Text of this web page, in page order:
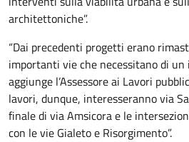
architettoniche”.
“Dai precedenti progetti erano
importanti vie che necessitano di
aggiunge l’Assessore ai Lavori
lavori, dunque, interesseranno via
finale di via Amsicora e le
con le vie Gialeto e Risorgimento”.